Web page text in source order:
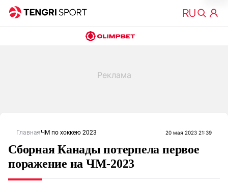
ГлавнаяЧМ по хоккею 2023 20 мая 2023 21:39
Сборная Канады потерпела первое
поражение на ЧМ-2023